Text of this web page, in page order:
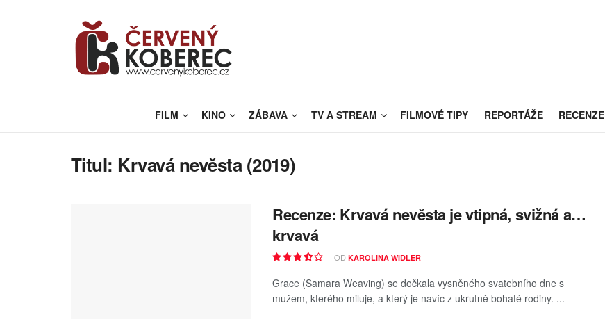
FILM KINO ZÁBAVA TV A STREAM FILMOVÉ TIPY REPORTÁŽE RECENZE
Titul: Krvavá nevěsta (2019)
Recenze: Krvavá nevěsta je vtipná, svižná a…
krvavá
OD KAROLINA WIDLER
Grace (Samara Weaving) se dočkala vysněného svatebního dne s
mužem, kterého miluje, a který je navíc z ukrutně bohaté rodiny. ...